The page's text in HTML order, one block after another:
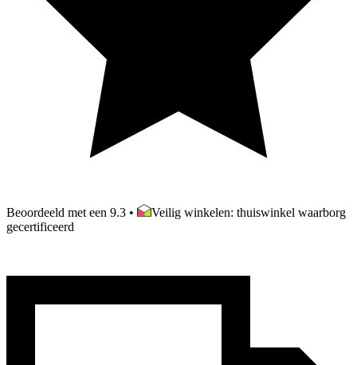
Beoordeeld met een 9.3 •
Veilig winkelen: thuiswinkel waarborg
gecertificeerd